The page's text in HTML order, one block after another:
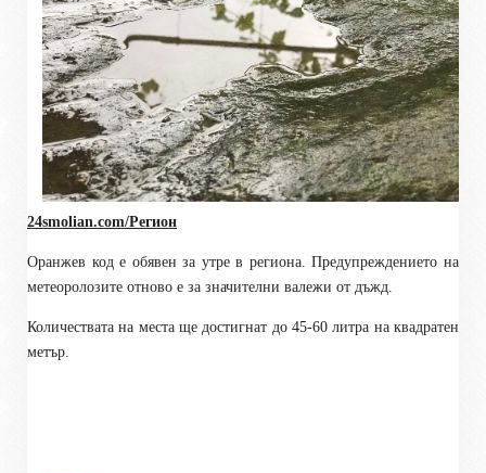
24smolian.com/Регион
Оранжев код е обявен за утре в региона. Предупреждението на
метеоролозите отново е за значителни валежи от дъжд.
Количествата на места ще достигнат до 45-60 литра на квадратен
метър.